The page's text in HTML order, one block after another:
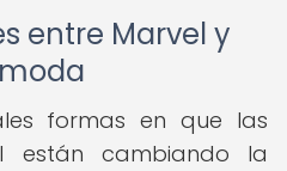
entre Marvel y
formas en que las
están cambiando la